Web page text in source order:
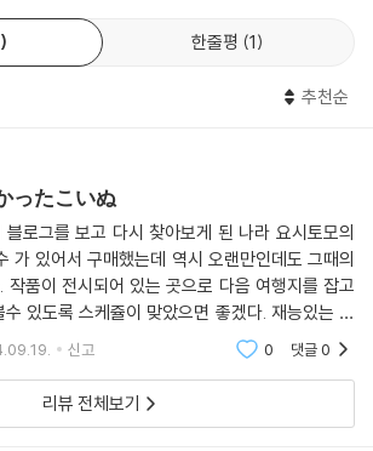
한줄평 1
추천순
ったこいぬ
로그를 보고 다시 찾아보게 된 나라 요시토모의
가 있어서 구매했는데 역시 오랜만인데도 그때의
작품이 전시되어 있는 곳으로 다음 여행지를 잡고
있도록 스케쥴이 맞았으면 좋겠다. 재능있는 사
럽다^^ 신고 0 댓글0
리뷰 전체보기